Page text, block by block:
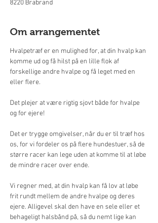
8220 Brabrand
Om arrangementet
Hvalpetræf er en mulighed for, at din hvalp kan
komme ud og få hilst på en lille flok af
forskellige andre hvalpe og få leget med en
eller flere.
Det plejer at være rigtig sjovt både for hvalpe
og for ejere!
Det er trygge omgivelser, når du er til træf hos
os, for vi fordeler os på flere hundestuer, så de
større racer kan lege uden at komme til at løbe
de mindre racer over ende.
Vi regner med, at din hvalp kan få lov at løbe
frit rundt mellem de andre hvalpe og deres
ejere. Alligevel skal den have en sele eller et
behageligt halsbånd på, så du nemt lige kan